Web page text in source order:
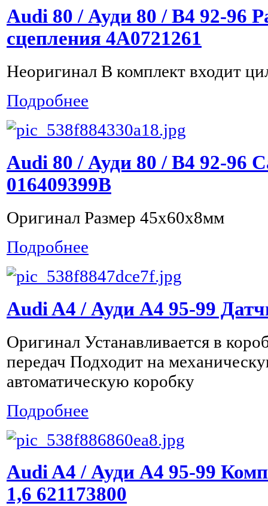
Audi 80 / Ауди 80 / B4 92-96
сцепления 4A0721261
Неоригинал В комплект входит
Подробнее
Audi 80 / Ауди 80 / B4 92-96
016409399B
Оригинал Размер 45x60x8мм
Подробнее
Audi A4 / Ауди А4 95-99
Оригинал Устанавливается в
передач Подходит на
автоматическую коробку
Подробнее
Audi A4 / Ауди А4 95-99
1,6 621173800